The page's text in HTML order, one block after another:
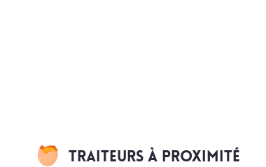
Traiteurs à proximité